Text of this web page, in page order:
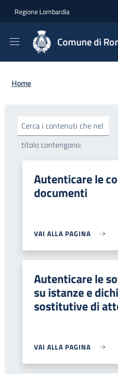
Regione Lombardia
Comune di
Briciole di pane
Home
Cerca i contenuti che nel
titolo contengono:
Autenticare le
documenti
VAI ALLA PAGINA
Autenticare le
su istanze e
sostitutive di
VAI ALLA PAGINA